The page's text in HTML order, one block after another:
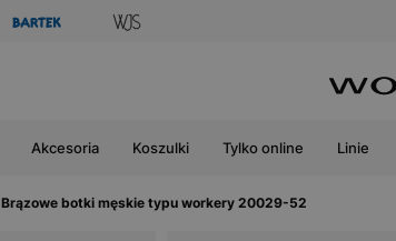
Akcesoria Koszulki Tylko online Linie
Brązowe botki męskie typu workery 20029-52